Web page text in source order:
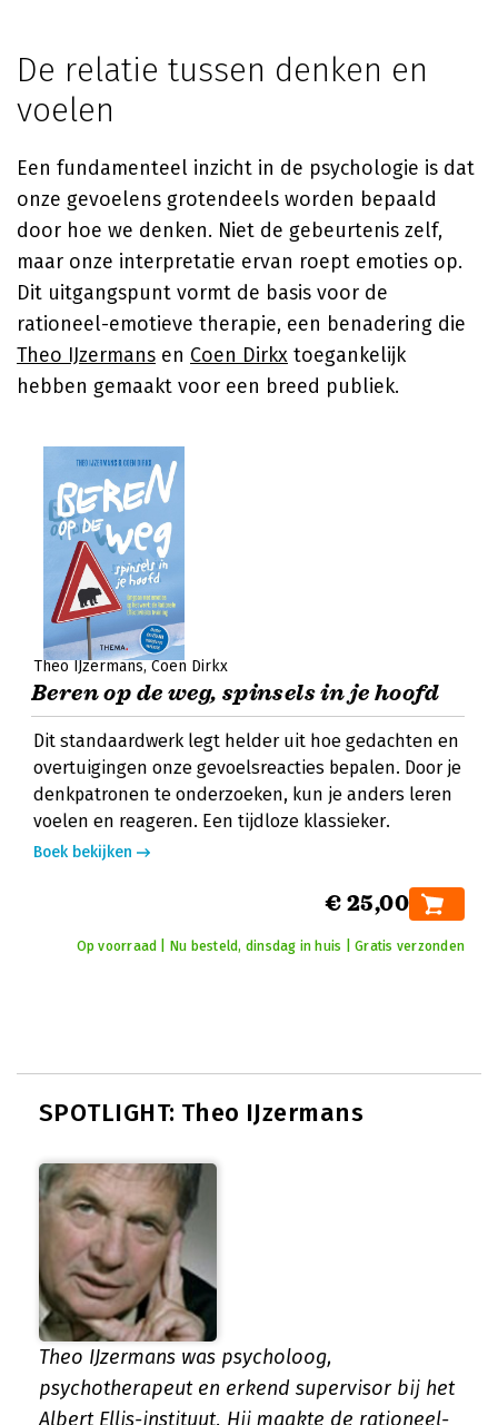
De relatie tussen denken en
voelen
Een fundamenteel inzicht in de psychologie is dat
onze gevoelens grotendeels worden bepaald
door hoe we denken. Niet de gebeurtenis zelf,
maar onze interpretatie ervan roept emoties op.
Dit uitgangspunt vormt de basis voor de
rationeel-emotieve therapie, een benadering die
Theo IJzermans en Coen Dirkx toegankelijk
hebben gemaakt voor een breed publiek.
Theo IJzermans Coen Dirkx
Beren op de weg, spinsels in je hoofd
Dit standaardwerk legt helder uit hoe gedachten en
overtuigingen onze gevoelsreacties bepalen. Door je
denkpatronen te onderzoeken, kun je anders leren
voelen en reageren. Een tijdloze klassieker.
Boek bekijken
€ 25,00
Op voorraad | Nu besteld, dinsdag in huis | Gratis verzonden
SPOTLIGHT: Theo IJzermans
Theo IJzermans was psycholoog,
psychotherapeut en erkend supervisor bij het
Albert Ellis-instituut. Hij maakte de rationeel-